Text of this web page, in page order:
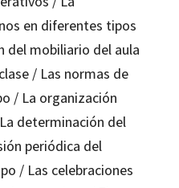
en diferentes tipos
del mobiliario del aula
/ Las normas de
/ La organización
determinación del
periódica del
/ Las celebraciones